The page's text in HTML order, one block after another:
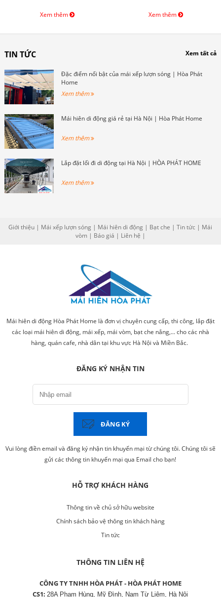
Xem thêm Xem thêm
TIN TỨC Xem tất cả
Đặc điểm nổi bật của mái xếp lượn sóng | Hòa Phát
Home
Xem thêm
Mái hiên di động giá rẻ tại Hà Nội | Hòa Phát Home
Xem thêm
Lắp đặt lối đi di động tại Hà Nội | HÒA PHÁT HOME
Xem thêm
Giới thiệu | Mái xếp lượn sóng | Mái hiên di động | Bạt che |Tin tức | Mái
vòm| Báo giá | Liên hệ |
Mái hiên di động Hòa Phát Home là đơn vị chuyên cung cấp, thi công, lắp đặt
các loại mái hiên di động, mái xếp, mái vòm, bạt che nắng,... cho các nhà
hàng, quán cafe, nhà dân tại khu vực Hà Nội và Miền Bắc.
ĐĂNG KÝ NHẬN TIN
ĐĂNG KÝ
Vui lòng điền email và đăng ký nhận tin khuyến mại từ chúng tôi. Chúng tôi sẽ
gửi các thông tin khuyến mại qua Email cho bạn!
HỖ TRỢ KHÁCH HÀNG
Thông tin về chủ sở hữu website
Chính sách bảo vệ thông tin khách hàng
Tin tức
THÔNG TIN LIÊN HỆ
CÔNG TY TNHH HÒA PHÁT - HÒA PHÁT HOME
CS1:28A Phạm Hùng, Mỹ Đình, Nam Từ Liêm, Hà Nội